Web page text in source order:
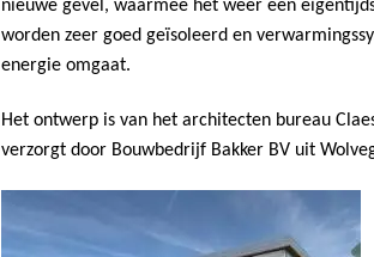
nieuwe gevel, waarmee het weer een
worden zeer goed geïsoleerd en v
energie omgaat.
Het ontwerp is van het architecten bureau
verzorgt door Bouwbedrijf Bakker BV uit